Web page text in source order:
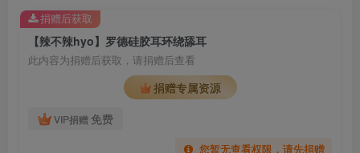
【辣不辣hyo】罗德硅胶耳环绕舔耳
此内容为捐赠后获取，请捐赠后查看
捐赠专属资源
VIP捐赠 免费
您暂无查看权限，请先捐赠
捐赠后获取